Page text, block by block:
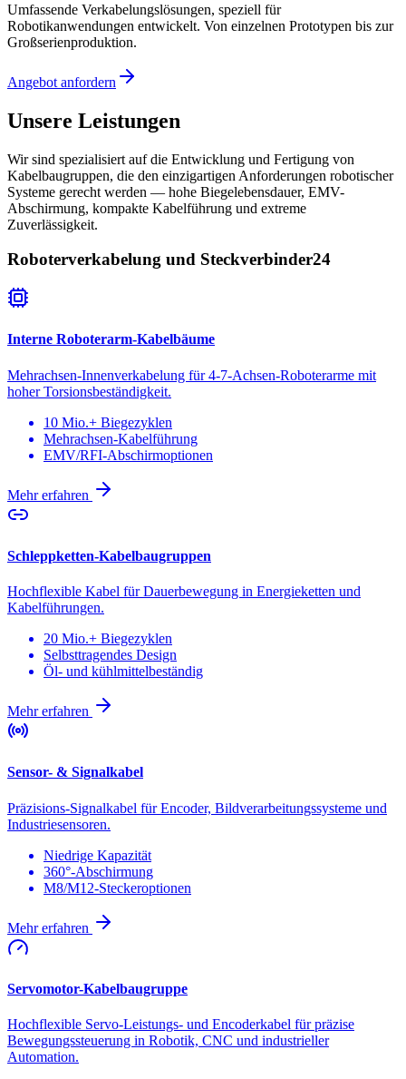
Umfassende Verkabelungslösungen, speziell für
Robotikanwendungen entwickelt. Von einzelnen Prototypen bis zur
Großserienproduktion.
Angebot anfordern
Unsere Leistungen
Wir sind spezialisiert auf die Entwicklung und Fertigung von
Kabelbaugruppen, die den einzigartigen Anforderungen robotischer
Systeme gerecht werden — hohe Biegelebensdauer, EMV-
Abschirmung, kompakte Kabelführung und extreme
Zuverlässigkeit.
Roboterverkabelung und Steckverbinder24
Interne Roboterarm-Kabelbäume
Mehrachsen-Innenverkabelung für 4-7-Achsen-Roboterarme mit
hoher Torsionsbeständigkeit.
10 Mio.+ Biegezyklen
Mehrachsen-Kabelführung
EMV/RFI-Abschirmoptionen
Mehr erfahren
Schleppketten-Kabelbaugruppen
Hochflexible Kabel für Dauerbewegung in Energieketten und
Kabelführungen.
20 Mio.+ Biegezyklen
Selbsttragendes Design
Öl- und kühlmittelbeständig
Mehr erfahren
Sensor- & Signalkabel
Präzisions-Signalkabel für Encoder, Bildverarbeitungssysteme und
Industriesensoren.
Niedrige Kapazität
360°-Abschirmung
M8/M12-Steckeroptionen
Mehr erfahren
Servomotor-Kabelbaugruppe
Hochflexible Servo-Leistungs- und Encoderkabel für präzise
Bewegungssteuerung in Robotik, CNC und industrieller
Automation.